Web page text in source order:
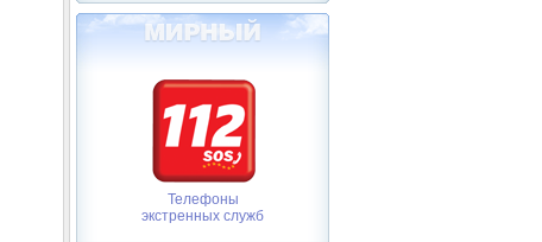
Телефоны
экстренных служб